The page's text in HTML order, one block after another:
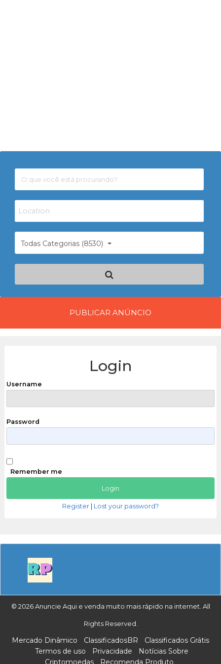
Todas Categorias (8530)
PUBLICAR ANÚNCIO
Login
Username
Password
Remember me
Register Lost your password?
© 2026 Anuncie Aqui e venda muito mais rápido na internet. All
Rights Reserved.
Mercado Dinâmico ClassificadosBR
Classificados Grátis
Termos de uso
Privacidade
Notícias Sobre
Criptomoedas
Recomenda Produto